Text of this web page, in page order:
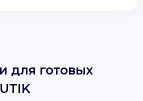
для готовых